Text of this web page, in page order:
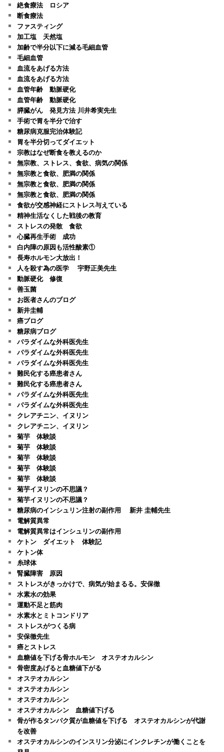
絶食療法 ロシア
断食療法
ファスティング
加工塩 天然塩
加齢で半分以下に減る毛細血管
毛細血管
血流をあげる方法
血流をあげる方法
血管年齢 動脈硬化
血管年齢 動脈硬化
膵臓がん 発見方法 川井希実先生
手術で胃を半分で治す
糖尿病克服完治体験記
胃を半分切ってダイエット
宗教はなぜ断食を教えるのか
無宗教、ストレス、食欲、病気の関係
無宗教と食欲、肥満の関係
無宗教と食欲、肥満の関係
無宗教と食欲、肥満の関係
食欲が交感神経にストレス与えている
精神生活なくした戦後の教育
ストレスの発散 食欲
心臓再生手術 成功
白内障の原因も活性酸素①
長寿ホルモン大放出！
人を殺す為の医学 宇野正美先生
動脈硬化 修復
善玉菌
お医者さんのブログ
新井圭輔
癌ブログ
糖尿病ブログ
パラダイムな外科医先生
パラダイムな外科医先生
パラダイムな外科医先生
難民化する癌患者さん
難民化する癌患者さん
パラダイムな外科医先生
パラダイムな外科医先生
クレアチニン、イヌリン
クレアチニン、イヌリン
菊芋 体験談
菊芋 体験談
菊芋 体験談
菊芋 体験談
菊芋 体験談
菊芋イヌリンの不思議？
菊芋イヌリンの不思議？
糖尿病のインシュリン注射の副作用 新井 圭輔先生
電解質異常
電解質異常はインシュリンの副作用
ケトン ダイエット 体験記
ケトン体
糸球体
腎臓障害 原因
ストレスがきっかけで、病気が始まるる。安保徹
水素水の効果
運動不足と筋肉
水素水とミトコンドリア
ストレスがつくる病
安保徹先生
癌とストレス
血糖値を下げる骨ホルモン オステオカルシン
骨密度あげると血糖値下がる
オステオカルシン
オステオカルシン
オステオカルシン
オステオカルシン 血糖値下げる
骨が作るタンパク質が血糖値を下げる オステオカルシンが代謝
を改善
オステオカルシンのインスリン分泌にインクレチンが働くことを